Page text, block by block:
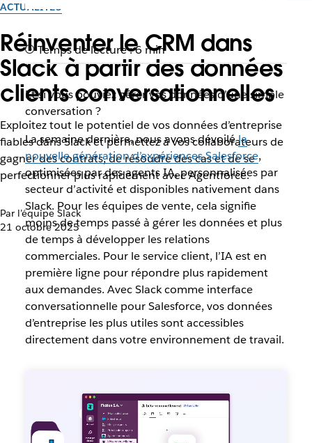
ACTUALITÉS
Réinventer le CRM dans
Slack à partir des données
clients conversationnelles
Exploitez tout le potentiel de vos données d’entreprise
fiables dans Slack et permettez à vos collaborateurs de
gagner des contrats, de résoudre des cas et de se
perfectionner plus rapidement avec Agentforce.
Par l’équipe Slack
21 octobre 2025
Temps de lecture : 6 min
Et si vous pouviez gérer vos données d’une simple
conversation ?
La semaine dernière, nous avons dévoiléla
nouvelle génération d’expériences Salesforce,
optimisées par des agents IA, personnalisées par
secteur d’activité et disponibles nativement dans
Slack. Pour les équipes de vente, cela signifie
moins de temps passé à gérer les données et plus
de temps à développer les relations
commerciales. Pour le service client, l’IA est en
première ligne pour répondre plus rapidement
aux demandes. Avec Slack comme interface
conversationnelle pour Salesforce, vos données
d’entreprise les plus utiles sont accessibles
directement dans votre environnement de travail.